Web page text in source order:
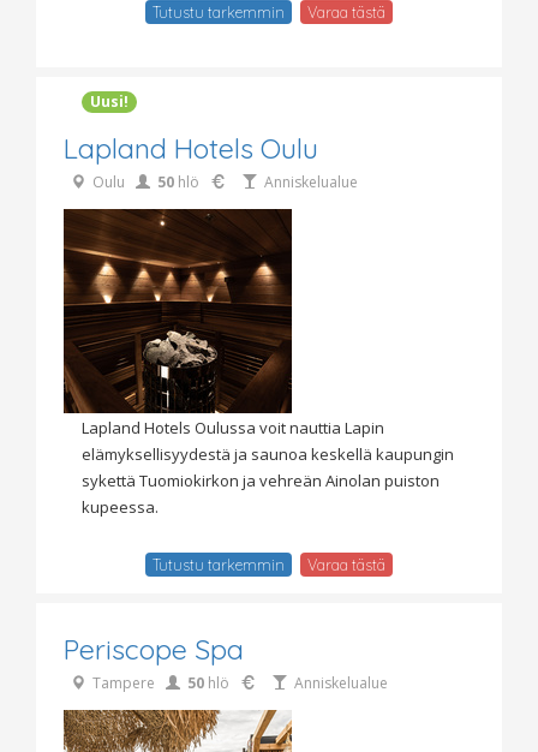
Tutustu tarkemmin Varaa tästä
Uusi!
Lapland Hotels Oulu
Oulu 50 hlö Anniskelualue
Lapland Hotels Oulussa voit nauttia Lapin
elämyksellisyydestä ja saunoa keskellä kaupungin
sykettä Tuomiokirkon ja vehreän Ainolan puiston
kupeessa.
Tutustu tarkemmin Varaa tästä
Periscope Spa
Tampere 50 hlö Anniskelualue